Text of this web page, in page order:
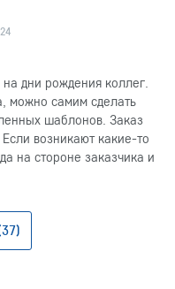
дни рождения коллег.
можно самим сделать
шаблонов. Заказ
возникают какие-то
на стороне заказчика и